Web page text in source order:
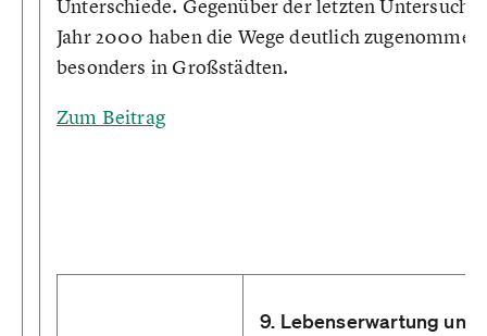
Unterschiede. Gegenüber der letzten
Jahr 2000 haben die Wege deutlich
besonders in Großstädten.
Zum Beitrag
9. Lebenserwartung und